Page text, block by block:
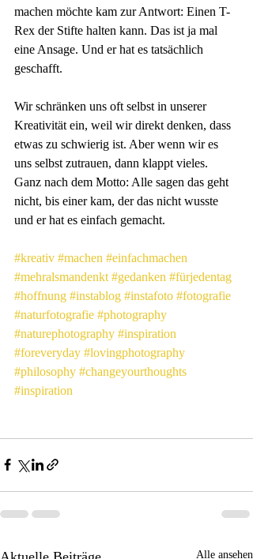
machen möchte kam zur Antwort: Einen T-
Rex der Stifte halten kann. Das ist ja mal
eine Ansage. Und er hat es tatsächlich
geschafft.
Wir schränken uns oft selbst in unserer
Kreativität ein, weil wir direkt denken, dass
etwas zu schwierig ist. Aber wenn wir es
uns selbst zutrauen, dann klappt vieles.
Ganz nach dem Motto: Alle sagen das geht
nicht, bis einer kam, der das nicht wusste
und er hat es einfach gemacht.
#kreativ #machen #einfachmachen
#mehralsmandenkt #gedanken #fürjedentag
#hoffnung #instablog #instafoto #fotografie
#naturfotografie #photography
#naturephotography #inspiration
#foreveryday #lovingphotography
#philosophy #changeyourthoughts
#inspiration
Alle ansehen